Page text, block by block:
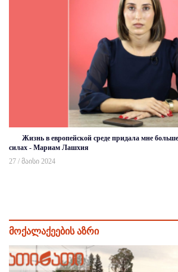
Жизнь в европейской среде придала мне
силах - Мариам Лашхия
27 / მაისი 2024
მოქალაქეების აზრი